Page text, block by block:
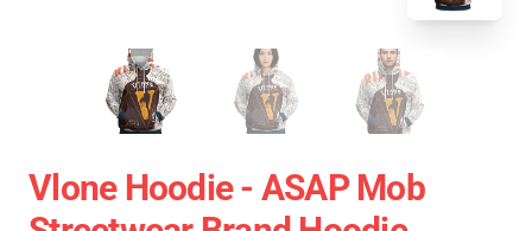
Vlone Hoodie - ASAP Mob